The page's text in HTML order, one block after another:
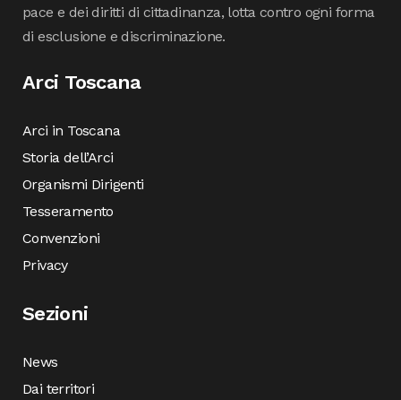
pace e dei diritti di cittadinanza, lotta contro ogni forma
di esclusione e discriminazione.
Arci Toscana
Arci in Toscana
Storia dell’Arci
Organismi Dirigenti
Tesseramento
Convenzioni
Privacy
Sezioni
News
Dai territori